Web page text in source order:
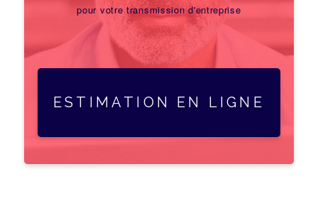
pour votre transmission d'entreprise
ESTIMATION EN LIGNE